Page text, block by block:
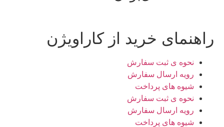
راهنمای خرید از کاراویژن
نحوه ی ثبت سفارش
رویه ارسال سفارش
شیوه های پرداخت
نحوه ی ثبت سفارش
رویه ارسال سفارش
شیوه های پرداخت